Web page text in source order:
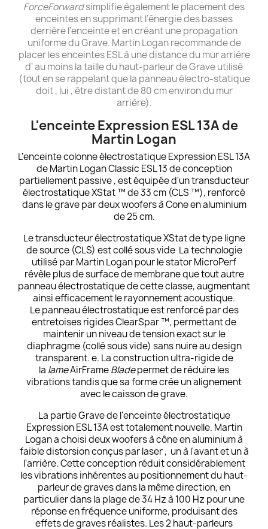
ForceForwardsimplifie également le placement des
enceintes en supprimant l’énergie des basses
derrière l’enceinte et en créant une propagation
uniforme du Grave. Martin Logan recommande de
placer les enceintes ESL à une distance du mur arrière
d' au moins la taille du haut-parleur de Grave utilisé
(tout en se rappelant que la panneau électro-statique
doit , lui , être distant de 80 cm environ du mur
arrière).
L'enceinte Expression ESL 13A de
Martin Logan
L'enceinte colonne électrostatique Expression ESL 13A
de Martin Logan Classic ESL 13 de conception
partiellement passive , est équipée d'un transducteur
électrostatique XStat ™ de 33 cm (CLS ™), renforcé
dans le grave par deux woofers à Cone en aluminium
de 25 cm.
Le transducteur électrostatique XStat de type ligne
de source (CLS) est collé sous vide La technologie
utilisé par Martin Logan pour le stator MicroPerf
révèle plus de surface de membrane que tout autre
panneau électrostatique de cette classe, augmentant
ainsi efficacement le rayonnement acoustique.
Le panneau électrostatique est renforcé par des
entretoises rigides ClearSpar ™, permettant de
maintenir un niveau de tension exact sur le
diaphragme (collé sous vide) sans nuire au design
transparent. e. La construction ultra-rigide de
la lameAirFrameBladepermet de réduire les
vibrations tandis que sa forme crée un alignement
avec le caisson de grave.
La partie Grave de l'enceinte électrostatique
Expression ESL 13A est totalement nouvelle. Martin
Logan a choisi deux woofers à cône en aluminium à
faible distorsion conçus par laser , un à l'avant et un à
l'arrière. Cette conception réduit considérablement
les vibrations inhérentes au positionnement du haut-
parleur de graves dans la même direction, en
particulier dans la plage de 34 Hz à 100 Hz pour une
réponse en fréquence uniforme, produisant des
effets de graves réalistes. Les 2 haut-parleurs